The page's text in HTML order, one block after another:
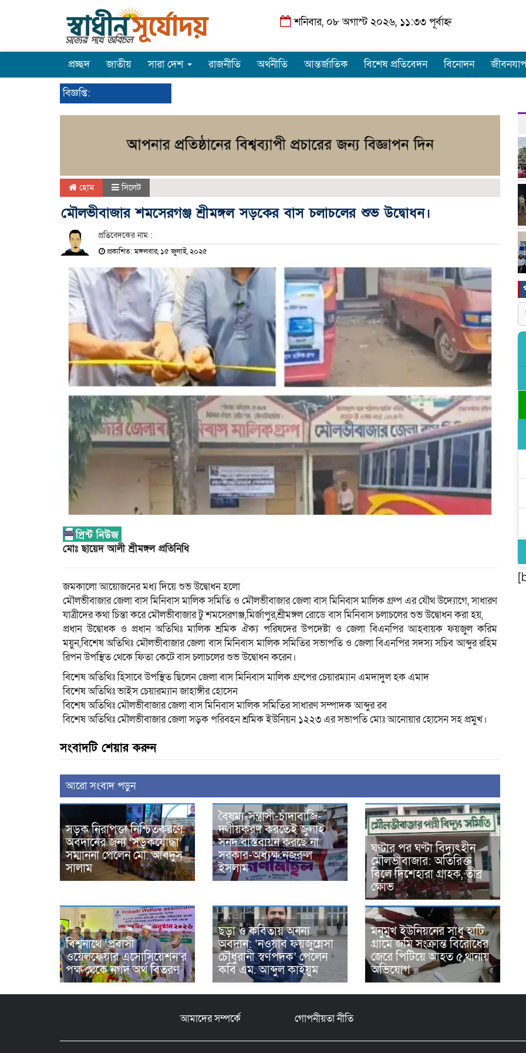
শনিবার, ০৮ অগাস্ট ২০২৬, ১১:৩৩ পূর্বাহ্ন
প্রচ্ছদ জাতীয় সারা দেশ রাজনীতি অর্থনীতি আন্তর্জাতিক বিশেষ প্রতিবেদন বিনোদন
বিজ্ঞপ্তি:
হোম সিলেট
মৌলভীবাজার শমসেরগঞ্জ শ্রীমঙ্গল সড়কের বাস চলাচলের শুভ উদ্বোধন।
প্রতিবেদকের নাম :
প্রকাশিত: মঙ্গলবার, ১৫ জুলাই, ২০২৫
মোঃ ছায়েদ আলী শ্রীমঙ্গল প্রতিনিধি
জমকালো আয়োজনের মধ্য দিয়ে শুভ উদ্বোধন হলো
মৌলভীবাজার জেলা বাস মিনিবাস মালিক সমিতি ও মৌলভীবাজার জেলা বাস মিনিবাস মালিক গ্রুপ এর যৌথ উদ্যোগে, সাধারণ
যাত্রীদের কথা চিন্তা করে মৌলভীবাজার টু শমসেরগঞ্জ,মির্জাপুর,শ্রীমঙ্গল রোডে বাস মিনিবাস চলাচলের শুভ উদ্বোধন করা হয়,
প্রধান উদ্বোধক ও প্রধান অতিথিঃ মালিক শ্রমিক ঐক্য পরিষদের উপদেষ্টা ও জেলা বিএনপির আহবায়ক ফয়জুল করিম
ময়ুন,বিশেষ অতিথিঃ মৌলভীবাজার জেলা বাস মিনিবাস মালিক সমিতির সভাপতি ও জেলা বিএনপির সদস্য সচিব আব্দুর রহিম
রিপন উপস্থিত থেকে ফিতা কেটে বাস চলাচলের শুভ উদ্বোধন করেন।
বিশেষ অতিথিঃ হিসাবে উপস্থিত ছিলেন জেলা বাস মিনিবাস মালিক গ্রুপের চেয়ারম্যান এমদাদুল হক এমাদ
বিশেষ অতিথিঃ ভাইস চেয়ারম্যান জাহাঙ্গীর হোসেন
বিশেষ অতিথিঃ মৌলভীবাজার জেলা বাস মিনিবাস মালিক সমিতির সাধারণ সম্পাদক আব্দুর রব
বিশেষ অতিথিঃ মৌলভীবাজার জেলা সড়ক পরিবহন শ্রমিক ইউনিয়ন ১২২৩ এর সভাপতি মোঃ আনোয়ার হোসেন সহ প্রমুখ।
সংবাদটি শেয়ার করুন
আরো সংবাদ পড়ুন
সড়ক নিরাপত্তা নিশ্চিতকরণে
অবদানের জন্য ‘সড়কযোদ্ধা’
সম্মাননা পেলেন মো. আবদুস
সালাম
বৈষম্য-সন্ত্রাসী-চাঁদাবাজি-
দলীয়করণ করতেই জুলাই
সনদ বাস্তবায়ন করছে না
সরকার-অধ্যক্ষ নজরুল
ইসলাম
ঘণ্টার পর ঘণ্টা বিদ্যুৎহীন
মৌলভীবাজার: অতিরিক্ত
বিলে দিশেহারা গ্রাহক, তীব্র
ক্ষোভ
বিশ্বনাথে ‘প্রবাসী
ওয়েলফেয়ার এসোসিয়েশন’র
পক্ষ থেকে নগদ অর্থ বিতরণ
ছড়া ও কবিতায় অনন্য
অবদান: ‘নওয়াব ফয়জুন্নেসা
চৌধুরানী স্বর্ণপদক’ পেলেন
কবি এম. আব্দুল কাইয়ুম
মনুমুখ ইউনিয়নের সাধু হাটি
গ্রামে জমি সংক্রান্ত বিরোধের
জেরে পিটিয়ে আহত ৫,থানায়
অভিযোগ
আমাদের সম্পর্কে গোপনীয়তা নীতি